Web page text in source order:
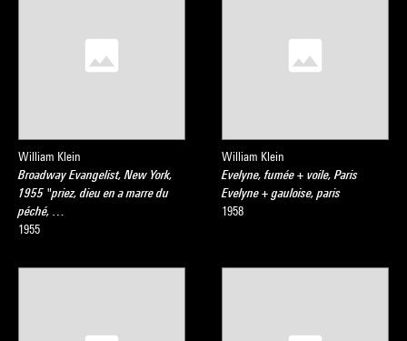
William Klein
Broadway Evangelist, New York,
1955 "priez, dieu en a marre du
péché, …
1955
William Klein
Evelyne, fumée + voile, Paris
Evelyne + gauloise, paris
1958